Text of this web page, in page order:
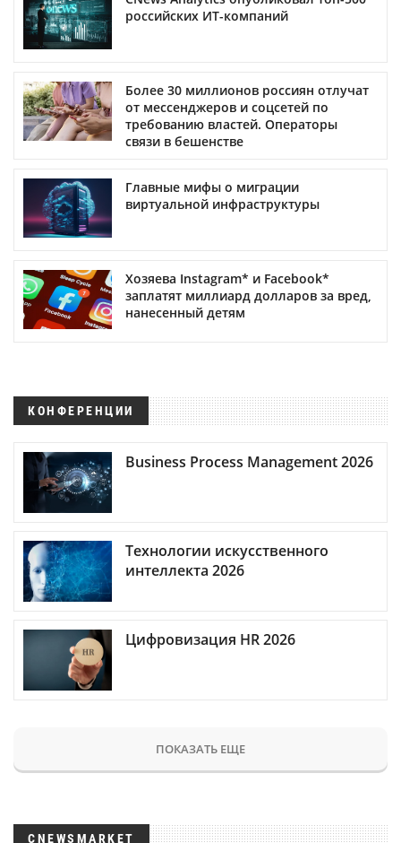
российских ИТ-компаний
Более 30 миллионов россиян отлучат
от мессенджеров и соцсетей по
требованию властей. Операторы
связи в бешенстве
Главные мифы о миграции
виртуальной инфраструктуры
Хозяева Instagram* и Facebook*
заплатят миллиард долларов за вред,
нанесенный детям
КОНФЕРЕНЦИИ
Business Process Management 2026
Технологии искусственного
интеллекта 2026
Цифровизация HR 2026
ПОКАЗАТЬ ЕЩЕ
CNEWSMARKET